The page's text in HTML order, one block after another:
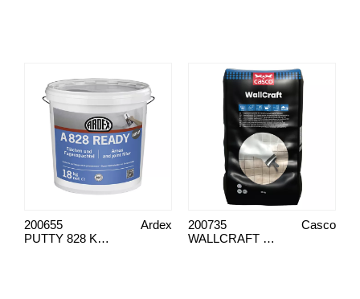
PUTTY 828 KLAR
Ardex
200655
WALLCRAFT VEGGKITTEL
Casco
200735